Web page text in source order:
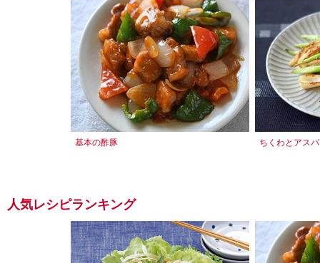
基本の酢豚 ちくわとアス
人気レシピランキング